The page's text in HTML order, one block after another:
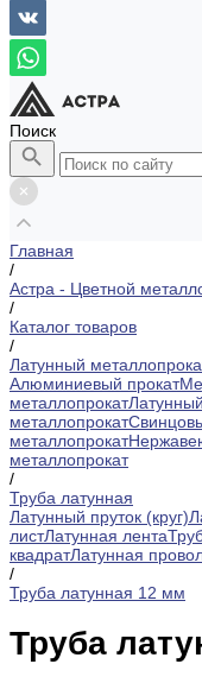
Поиск
Главная
/
Астра - Цветной
/
Каталог товаров
/
Латунный
Алюминиевый прокат
металлопрокат
металлопрокат
металлопрокат
металлопрокат
/
Труба латунная
Латунный пруток (круг)
листЛатунная лента
квадратЛатунная
/
Труба латунная 12 мм
Труба